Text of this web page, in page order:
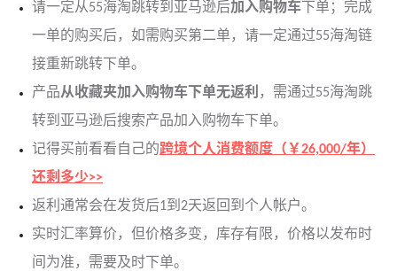
请一定从55海淘跳转到亚马逊后加入购物车 下单；完成
一单的购买后，如需购买第二单，请一定通过55海淘链
接重新跳转下单。
产品从收藏夹加入购物车下单无返利 ，需通过55海淘跳
转到亚马逊后搜索产品加入购物车下单。
记得买前看看自己的跨境个人消费额度（￥26,000/年）
还剩多少>>
返利通常会在发货后1到2天返回到个人帐户。
实时汇率算价，但价格多变，库存有限，价格以发布时
间为准，需要及时下单。